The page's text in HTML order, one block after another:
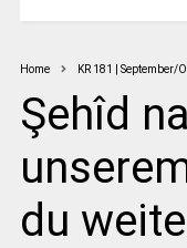
Home KR 181 | September/
Şehîd
du